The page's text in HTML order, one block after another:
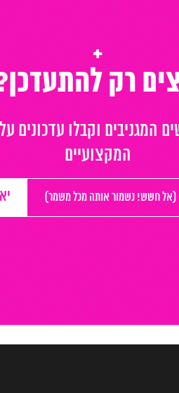
רק
המגניבים וקבלו עדכונים
המקצועיים